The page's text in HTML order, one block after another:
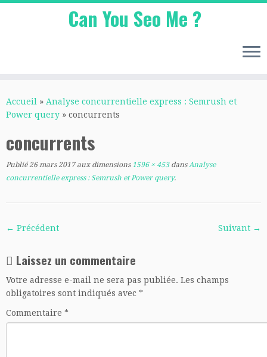
au
contenu
Can You Seo Me ?
Accueil » Analyse concurrentielle express : Semrush et
Power query » concurrents
concurrents
Publié 26 mars 2017aux dimensions1596 × 453dansAnalyse
concurrentielle express : Semrush et Power query.
← Précédent Suivant →
Laissez un commentaire
Votre adresse e-mail ne sera pas publiée. Les champs
obligatoires sont indiqués avec *
Commentaire *